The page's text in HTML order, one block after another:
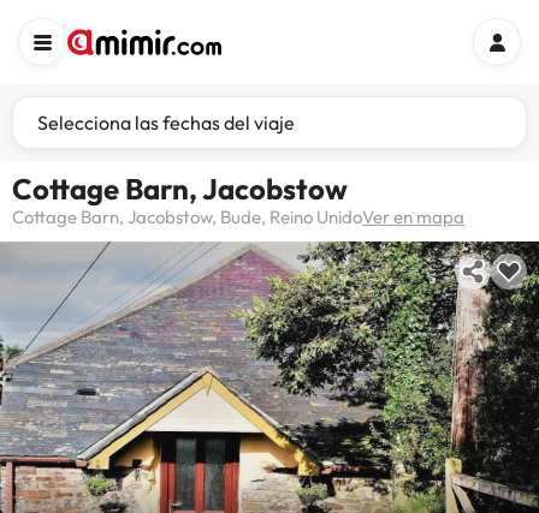
Selecciona las fechas del viaje
Cottage Barn, Jacobstow
Cottage Barn, Jacobstow, Bude, Reino UnidoVer en mapa